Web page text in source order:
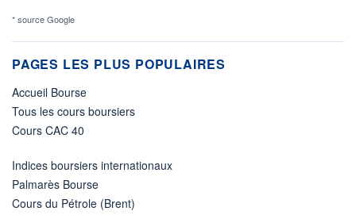
* source Google
PAGES LES PLUS POPULAIRES
Accueil Bourse
Tous les cours boursiers
Cours CAC 40
Indices boursiers internationaux
Palmarès Bourse
Cours du Pétrole (Brent)